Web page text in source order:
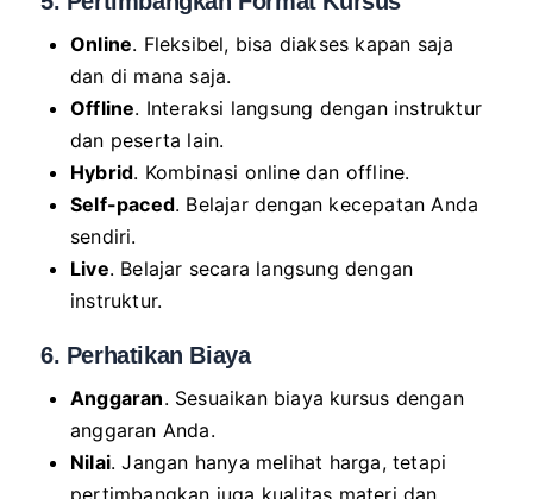
Online. Fleksibel, bisa diakses kapan saja
dan di mana saja.
Offline. Interaksi langsung dengan instruktur
dan peserta lain.
Hybrid. Kombinasi online dan offline.
Self-paced. Belajar dengan kecepatan Anda
sendiri.
Live. Belajar secara langsung dengan
instruktur.
6. Perhatikan Biaya
Anggaran. Sesuaikan biaya kursus dengan
anggaran Anda.
Nilai. Jangan hanya melihat harga, tetapi
pertimbangkan juga kualitas materi dan